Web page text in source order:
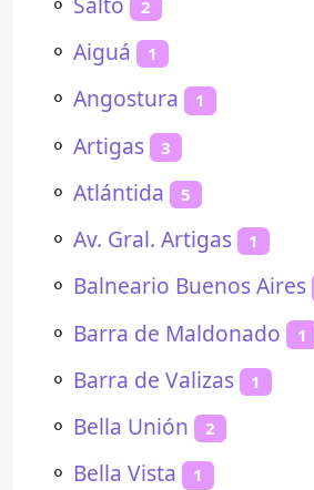
2
⚬ Aiguá 1
⚬ Angostura 1
⚬ Artigas 3
⚬ Atlántida 5
⚬ Av. Gral. Artigas 1
⚬ Balneario Buenos Aires
⚬ Barra de Maldonado 1
⚬ Barra de Valizas 1
⚬ Bella Unión 2
⚬ Bella Vista 1